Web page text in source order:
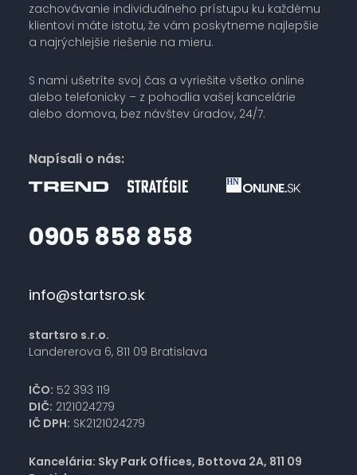
zachovávanie individuálneho prístupu ku každému
klientovi máte istotu, že vám poskytneme najlepšie
a najrýchlejšie riešenie na mieru.
S nami ušetríte svoj čas a vyriešite všetko online
alebo telefonicky – z pohodlia vašej kancelárie
alebo domova, bez návštev úradov, 24/7.
Napísali o nás:
0905 858 858
info@startsro.sk
startsro s.r.o.
Landererova 6, 811 09 Bratislava
IČO: 52 393 119
DIČ: 2121024279
IČ DPH: SK2121024279
Kancelária: Sky Park Offices, Bottova 2A, 811 09